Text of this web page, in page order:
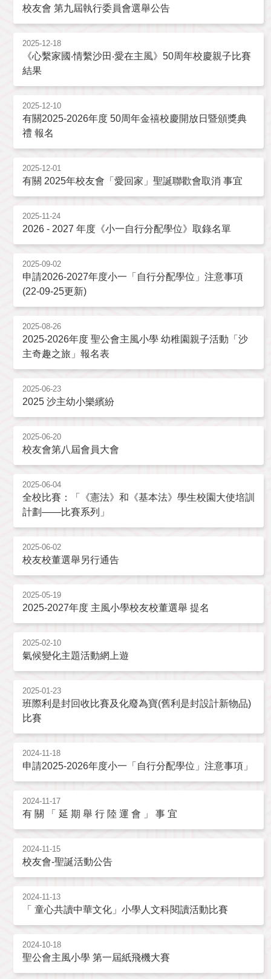
校友會 第九屆執行委員會選舉公告
2025-12-18
《心繫家國‧情繫沙田‧愛在主風》50周年校慶親子比賽
結果
2025-12-10
有關2025-2026年度 50周年金禧校慶開放日暨頒獎典
禮 報名
2025-12-01
有關 2025年校友會「愛回家」聖誕聯歡會取消 事宜
2025-11-24
2026 - 2027 年度《小一自行分配學位》取錄名單
2025-09-02
申請2026-2027年度小一「自行分配學位」注意事項
(22-09-25更新)
2025-08-26
2025-2026年度 聖公會主風小學 幼稚園親子活動「沙
主奇趣之旅」報名表
2025-06-23
2025 沙主幼小樂繽紛
2025-06-20
校友會第八屆會員大會
2025-06-04
全校比賽：「《憲法》和《基本法》學生校園大使培訓
計劃——比賽系列」
2025-06-02
校友校董選舉另行通告
2025-05-19
2025-2027年度 主風小學校友校董選舉 提名
2025-02-10
氣候變化主題活動網上遊
2025-01-23
班際利是封回收比賽及化廢為寶(舊利是封設計新物品)
比賽
2024-11-18
申請2025-2026年度小一「自行分配學位」注意事項」
2024-11-17
有 關 「 延 期 舉 行 陸 運 會 」 事 宜
2024-11-15
校友會-聖誕活動公告
2024-11-13
「 童心共讀中華文化」小學人文科閱讀活動比賽
2024-10-18
聖公會主風小學 第一屆紙飛機大賽